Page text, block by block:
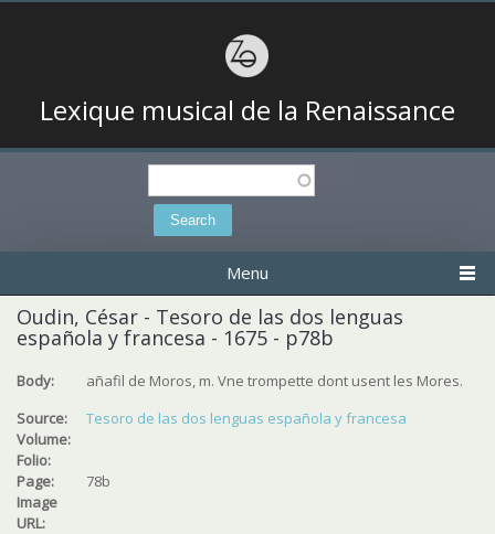
Lexique musical de la Renaissance
Search
Menu
Oudin, César - Tesoro de las dos lenguas
española y francesa - 1675 - p78b
Body: añafil de Moros, m. Vne trompette dont usent les Mores.
Source:
Tesoro de las dos lenguas española y francesa
Volume:
Folio:
Page:
78b
Image
URL: